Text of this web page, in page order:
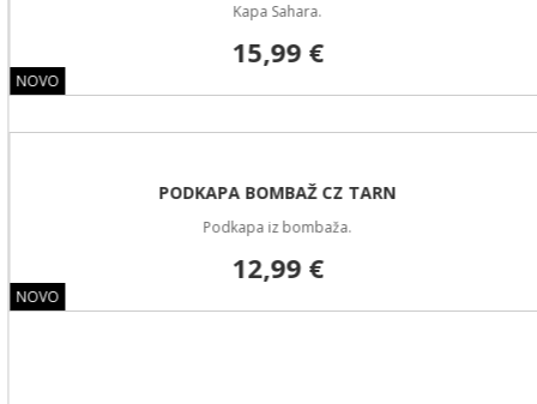
NOVO
Kapa Sahara.
15,99 €
NOVO
PODKAPA BOMBAŽ CZ TARN
Podkapa iz bombaža.
12,99 €